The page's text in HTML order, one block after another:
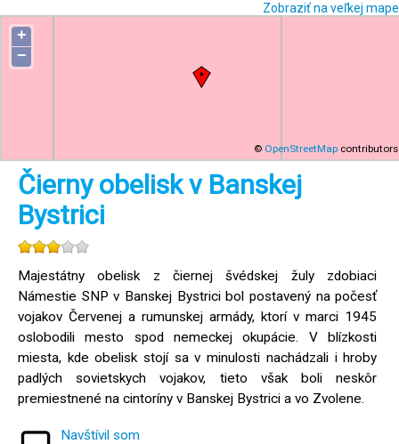
Zobraziť na veľkej mape
+
−
© OpenStreetMap contributors
Čierny obelisk v Banskej
Bystrici
Majestátny obelisk z čiernej švédskej žuly zdobiaci
Námestie SNP v Banskej Bystrici bol postavený na počesť
vojakov Červenej a rumunskej armády, ktorí v marci 1945
oslobodili mesto spod nemeckej okupácie. V blízkosti
miesta, kde obelisk stojí sa v minulosti nachádzali i hroby
padlých sovietskych vojakov, tieto však boli neskôr
premiestnené na cintoríny v Banskej Bystrici a vo Zvolene.
Navštívil som